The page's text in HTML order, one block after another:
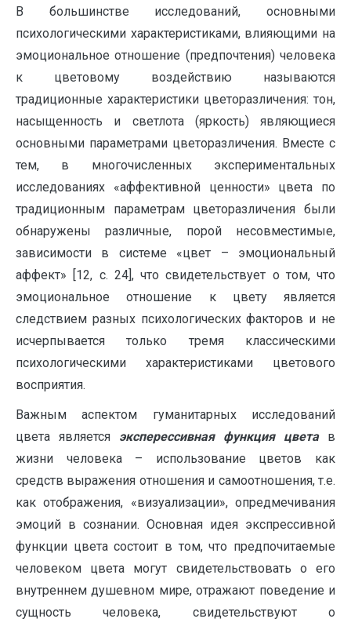
В большинстве исследований, основными
психологическими характеристиками, влияющими на
эмоциональное отношение (предпочтения) человека
к цветовому воздействию называются
традиционные характеристики цветоразличения: тон,
насыщенность и светлота (яркость) являющиеся
основными параметрами цветоразличения. Вместе с
тем, в многочисленных экспериментальных
исследованиях «аффективной ценности» цвета по
традиционным параметрам цветоразличения были
обнаружены различные, порой несовместимые,
зависимости в системе «цвет – эмоциональный
аффект» [12, с. 24], что свидетельствует о том, что
эмоциональное отношение к цвету является
следствием разных психологических факторов и не
исчерпывается только тремя классическими
психологическими характеристиками цветового
восприятия.
Важным аспектом гуманитарных исследований
цвета является эксперессивная функция цвета в
жизни человека – использование цветов как
средств выражения отношения и самоотношения, т.е.
как отображения, «визуализации», опредмечивания
эмоций в сознании. Основная идея экспрессивной
функции цвета состоит в том, что предпочитаемые
человеком цвета могут свидетельствовать о его
внутреннем душевном мире, отражают поведение и
сущность человека, свидетельствуют о